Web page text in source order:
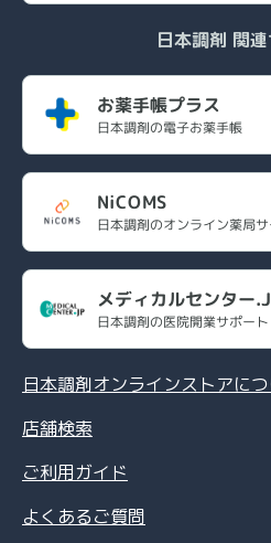
日本調剤 関
お薬手帳プラス
日本調剤の電子お薬手帳
NiCOMS
日本調剤のオンライン薬局
メディカルセンター
日本調剤の医院開業サポート
日本調剤オンラインストアに
店舗検索
ご利用ガイド
よくあるご質問